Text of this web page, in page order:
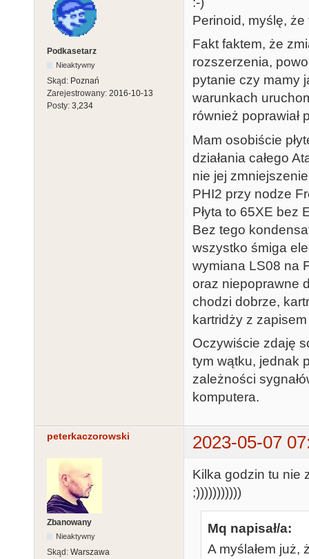
Podkasetarz
Nieaktywny
Skąd: Poznań
Zarejestrowany: 2016-10-13
Posty: 3,234
Perinoid, myślę,
Fakt faktem, że
rozszerzenia,
pytanie czy mamy
warunkach
również poprawiał
Mam osobiście
działania całego
nie jej
PHI2 przy nodze
Płyta to 65XE bez
Bez tego
wszystko śmiga
wymiana LS08 na
oraz niepoprawne
chodzi dobrze,
kartridży z
Oczywiście zdaję
tym wątku, jednak
zależności
komputera.
peterkaczorowski 2023-05-07
Zbanowany
Nieaktywny
Skąd: Warszawa
Kilka godzin tu nie
;)))))))))))
Mq napisał/a:
A myślałem już,